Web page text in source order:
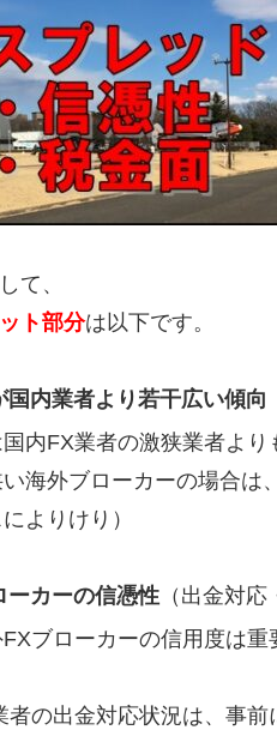
て、
ト部分は以下です。
国内業者より若干広い傾向
内FX業者の激狭業者より
海外ブローカーの場合は
よりけり）
ーカーの信憑性（出金対応
ブローカーの信用度は重
者の出金対応状況は、事前